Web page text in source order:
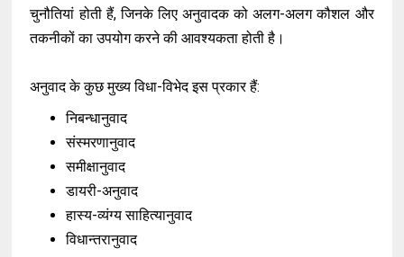
चुनौतियां होती हैं, जिनके लिए अनुवादक को अलग-अलग कौशल और
तकनीकों का उपयोग करने की आवश्यकता होती है।
अनुवाद के कुछ मुख्य विधा-विभेद इस प्रकार हैं:
निबन्धानुवाद
संस्मरणानुवाद
समीक्षानुवाद
डायरी-अनुवाद
हास्य-व्यंग्य साहित्यानुवाद
विधान्तरानुवाद